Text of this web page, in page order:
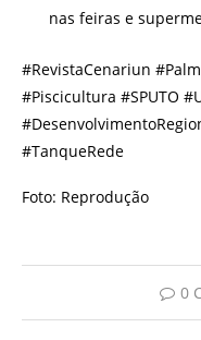
nas feiras e
#RevistaCenariun
#Piscicultura #SPUTO
#TanqueRede
Foto: Reprodução
0